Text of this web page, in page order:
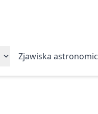
Zjawiska